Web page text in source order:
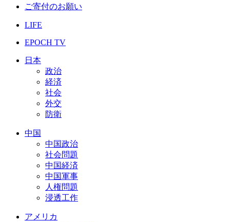
ご寄付のお願い
LIFE
EPOCH TV
日本
政治
経済
社会
外交
防衛
中国
中国政治
社会問題
中国経済
中国軍事
人権問題
浸透工作
アメリカ